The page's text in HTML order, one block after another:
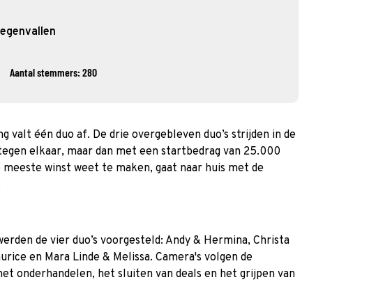
Aantal stemmers: 280
valt één duo af. De drie overgebleven duo’s strijden in de
elkaar, maar dan met een startbedrag van 25.000
winst weet te maken, gaat naar huis met de
de vier duo’s voorgesteld: Andy & Hermina, Christa
en Mara Linde & Melissa. Camera's volgen de
onderhandelen, het sluiten van deals en het grijpen van